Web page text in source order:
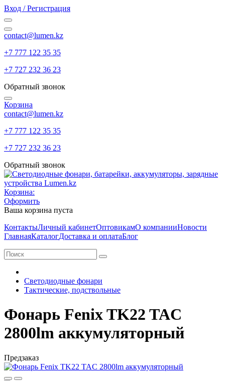
Вход / Регистрация
contact@lumen.kz
+7 777 122 35 35
+7 727 232 36 23
Обратный звонок
Корзина
contact@lumen.kz
+7 777 122 35 35
+7 727 232 36 23
Обратный звонок
Корзина:
Оформить
Ваша корзина пуста
КонтактыЛичный кабинетОптовикамО компанииНовости
ГлавнаяКаталогДоставка и оплатаБлог
Светодиодные фонари
Тактические, подствольные
Фонарь Fenix TK22 TAC
2800lm аккумуляторный
Предзаказ